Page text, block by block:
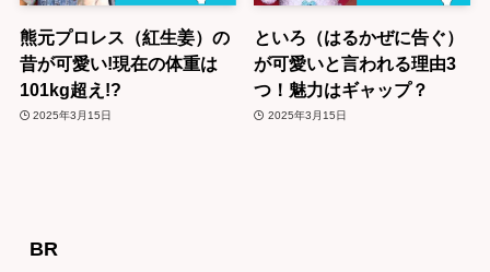
熊元プロレス（紅生姜）の
昔が可愛い!現在の体重は
101kg超え!?
2025年3月15日
といろ（はるかぜに告ぐ）
が可愛いと言われる理由3
つ！魅力はギャップ？
2025年3月15日
BR